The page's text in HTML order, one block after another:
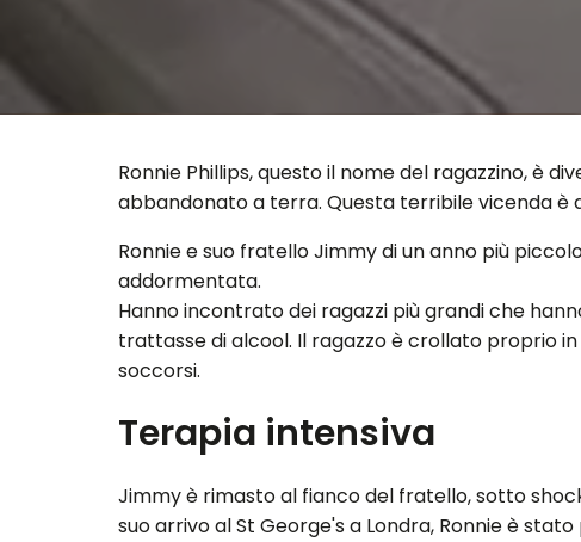
Ronnie Phillips, questo il nome del ragazzino, è
abbandonato a terra. Questa terribile vicenda è
Ronnie e suo fratello Jimmy di un anno più
addormentata.
Hanno incontrato dei ragazzi più grandi che
trattasse di alcool. Il ragazzo è crollato proprio
soccorsi.
Terapia intensiva
Jimmy è rimasto al fianco del fratello, sotto
suo arrivo al St George's a Londra, Ronnie è